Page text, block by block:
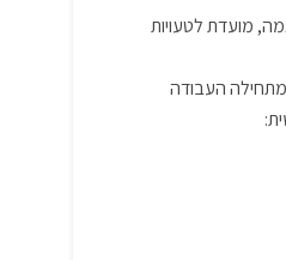
על עצמה, מועדת לטעויות
העבודה